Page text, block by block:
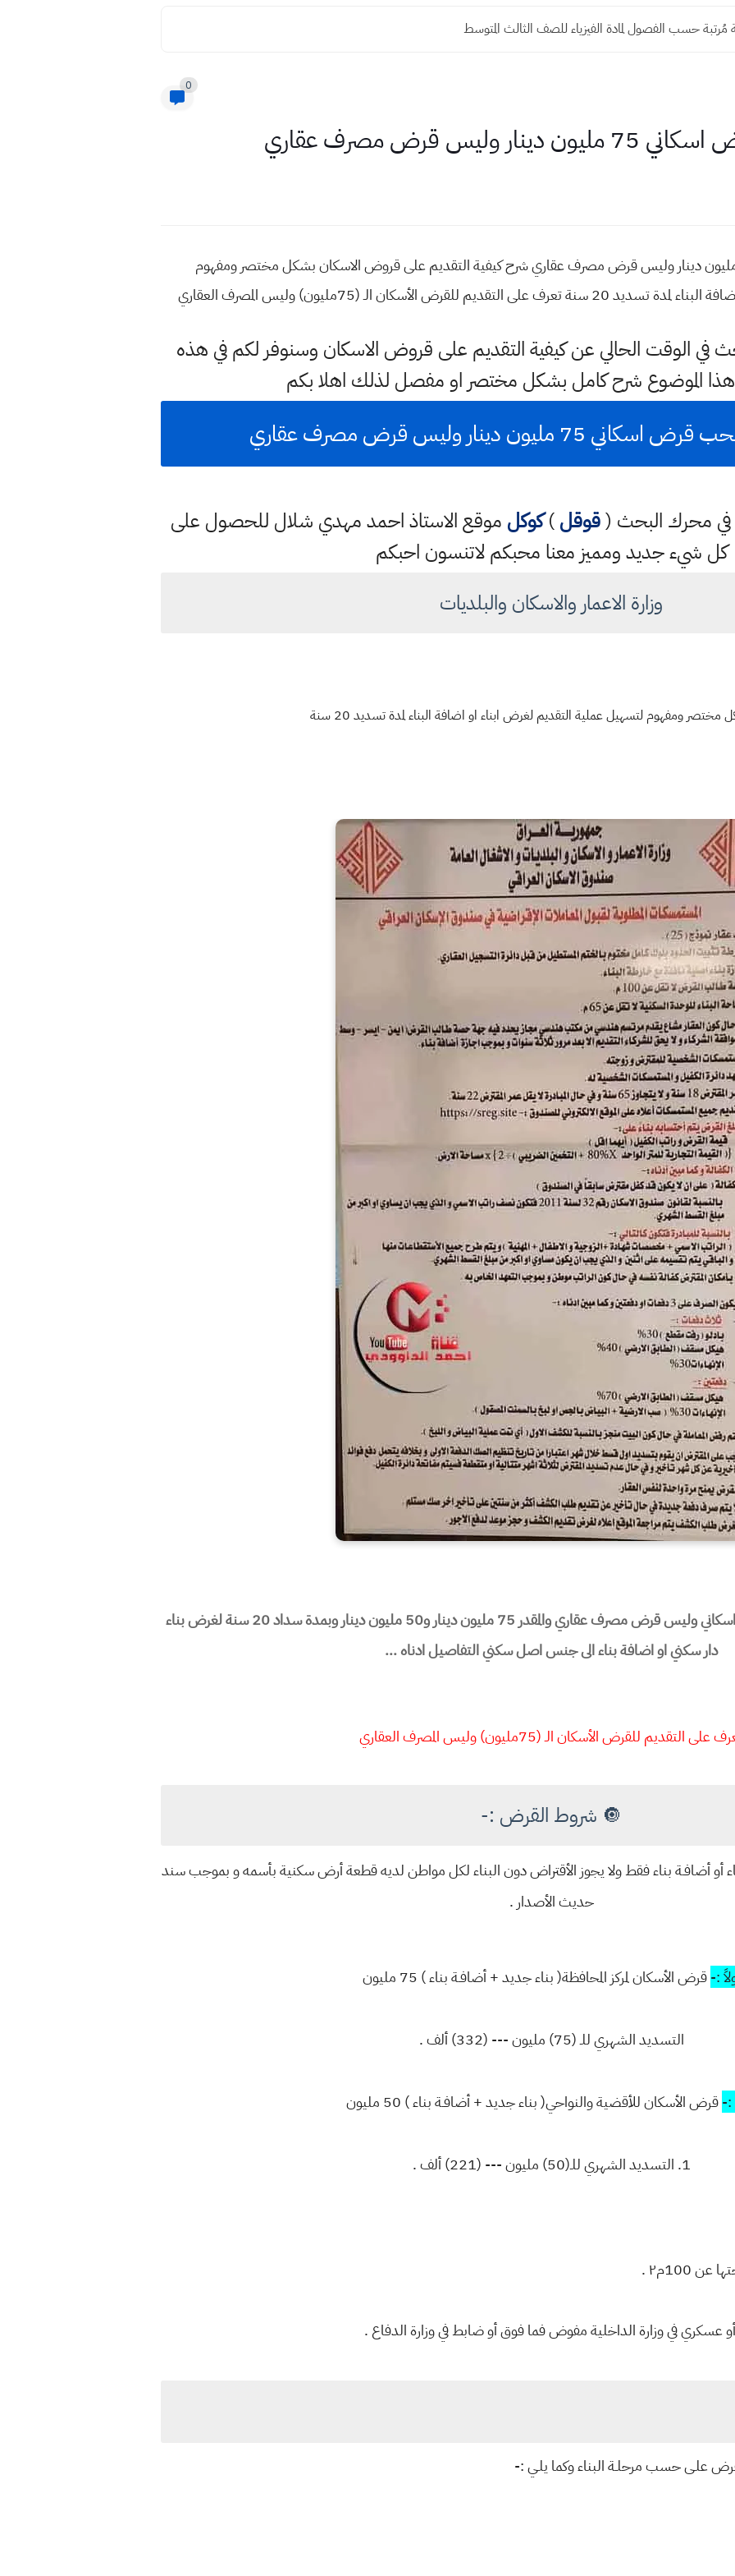
حسب الفصول لمادة الفيزياء للصف الثالث المتوسط
0
قرض مصرف عقاري
التقديم لسحب قرض اسكاني 75 مليون دينار وليس قرض مصرف عقاري شرح كيفية التقديم على قروض الاسكان بشكل مختصر ومفهوم
الأسكان الـ (75مليون) وليس المصرف العقاري
في الوقت الحالي عن كيفية التقديم على قروض الاسكان وسنوفر لكم في هذه
الموضوع شرح كامل بشكل مختصر او مفصل لذلك اهلا بكم
مليون دينار وليس قرض مصرف عقاري
في محرك البحث (قوقل)كوكل موقع الاستاذ احمد مهدي شلال للحصول على
كل شيء جديد ومميز معنا محبكم لاتنسون احبكم
وزارة الاعمار والاسكان والبلديات
ومفهوم لتسهيل عملية التقديم لغرض ابناء او اضافة البناء لمدة تسديد 20 سنة
تعرف على الية التقديم لسحب قرض اسكاني وليس قرض مصرف عقاري والمقدر 75 مليون دينار و50 مليون دينار وبمدة سداد 20 سنة لغرض بناء
دار سكني او اضافة بناء الى جنس اصل سكني التفاصيل ادناه ...
على التقديم للقرض الأسكان الـ (75مليون) وليس المصرف العقاري
🔘 شروط القرض :-
أو أضافـة بناء فقط ولا يجوز الأقتراض دون البناء لكل مواطن لديه قطعة أرض سكنية بأسمه و بموجب سند
حديث الأصدار .
:-قرض الأسكان لمركز المحافظة( بناء جديد + أضافـة بناء ) 75 مليون
التسديد الشهري للـ (75) مليون --- (332) ألف .
:-قرض الأسكان للأقضية والنواحي( بناء جديد + أضافـة بناء ) 50 مليون
1. التسديد الشهري للـ(50) مليون --- (221) ألف .
.
في وزارة الداخلية مفوض فما فوق أو ضابط في وزارة الدفاع .